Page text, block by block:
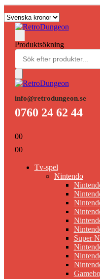
Produktsökning
info@retrodungeon.se
0760 24 62 44
00
00
Tv-spel
Nintendo
Super